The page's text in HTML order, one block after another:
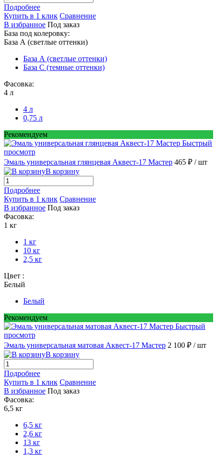
Подробнее
Купить в 1 клик Сравнение
В избранное Под заказ
База под колеровку:
База А (светлые оттенки)
База А (светлые оттенки)
База С (темные оттенки)
Фасовка:
4 л
4 л
0,75 л
Рекомендуем
Быстрый
просмотр
Эмаль универсальная глянцевая Аквест-17 Мастер 465 ₽ / шт
В корзину
Подробнее
Купить в 1 клик Сравнение
В избранное Под заказ
Фасовка:
1 кг
1 кг
10 кг
2,5 кг
Цвет :
Белый
Белый
Рекомендуем
Быстрый
просмотр
Эмаль универсальная матовая Аквест-17 Мастер 2 100 ₽ / шт
В корзину
Подробнее
Купить в 1 клик Сравнение
В избранное Под заказ
Фасовка:
6,5 кг
6,5 кг
2,6 кг
13 кг
1,3 кг